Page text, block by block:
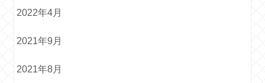
2022年4月
2021年9月
2021年8月